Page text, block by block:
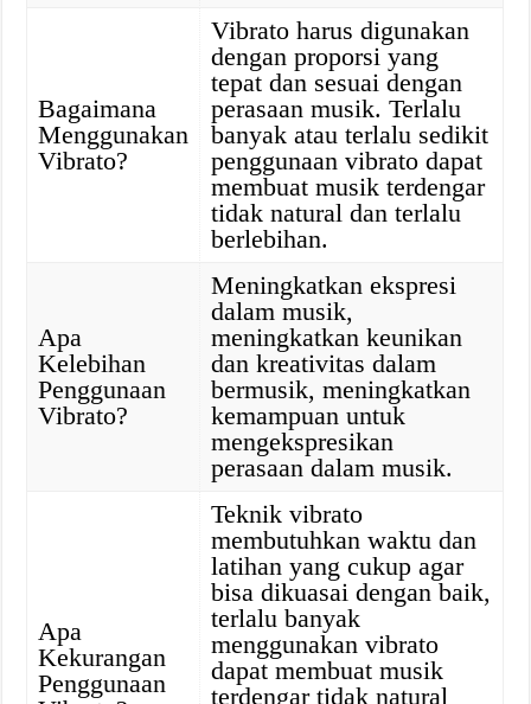
Bagaimana
Menggunakan
Vibrato?
Vibrato harus digunakan
dengan proporsi yang
tepat dan sesuai dengan
perasaan musik. Terlalu
banyak atau terlalu sedikit
penggunaan vibrato dapat
membuat musik terdengar
tidak natural dan terlalu
berlebihan.
Apa
Kelebihan
Penggunaan
Vibrato?
Meningkatkan ekspresi
dalam musik,
meningkatkan keunikan
dan kreativitas dalam
bermusik, meningkatkan
kemampuan untuk
mengekspresikan
perasaan dalam musik.
Apa
Kekurangan
Penggunaan
Teknik vibrato
membutuhkan waktu dan
latihan yang cukup agar
bisa dikuasai dengan baik,
terlalu banyak
menggunakan vibrato
dapat membuat musik
terdengar tidak natural